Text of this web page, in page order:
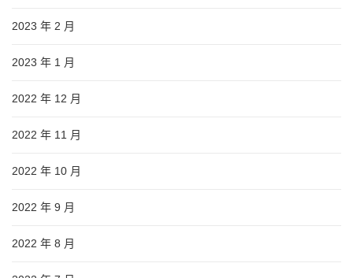
2023 年 2 月
2023 年 1 月
2022 年 12 月
2022 年 11 月
2022 年 10 月
2022 年 9 月
2022 年 8 月